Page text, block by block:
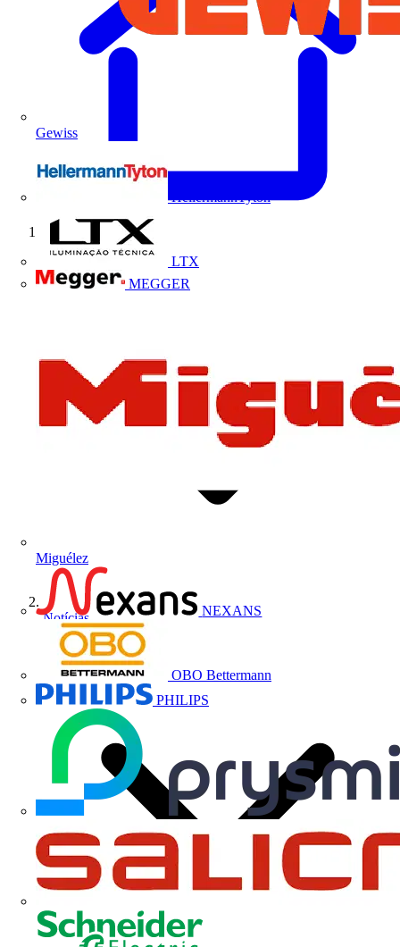
Gewiss
HellermannTyton
LTX
MEGGER
Miguélez
NEXANS
OBO Bettermann
PHILIPS
Início
Notícias